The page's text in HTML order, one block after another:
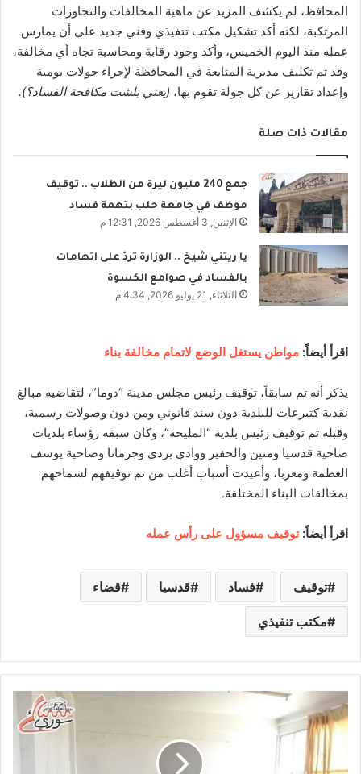
المحافظ، لم يكشف المزيد عن ماهية المخالفات والتجاوزات
المرتكبة، لكنه أكد تشكيل مكتب تنفيذي وفني جديد على أن يمارس
عمله منذ اليوم الخميس، وأكد وجود رقابة ومحاسبة تجاه أي مخالفة،
وقد تم تكليف مديرية المتابعة في المحافظة لإجراء جولات يومية
وإعداد تقارير عن كل جولة تقوم بها، (يعني بلشت مكافحة الفساد؟).
مقالات ذات صلة
جمع 240 مليون ليرة من الطلاب .. توقيف
موظف في جامعة حلب بتهمة فساد
الإثنين, 3 أغسطس 2026, 12:31 م
يا ريتني شيخ .. الوزارة تردّ على اتهامات
بالفساد في صوامع الكسوة
الثلاثاء, 21 يوليو 2026, 4:34 م
اقرأ أيضاً: مواطن يستغل الوضع لاتمام مخالفة بناء
يذكر أنه تم سابقاً، توقيف رئيس مجلس مدينة “دوما”، لتقاضيه مبالغ
نقدية كتبرعات للبلدية دون سند قانوني ومن دون وصولات رسمية،
وقبله تم توقيف رئيس بلدية “المليحة”، وكان سبقه رؤساء بلديات
ضاحية قدسيا ومنين والحفير ووادي بردى وجرمانا وضاحية يوسف
العظمة ومعربا، وأعيدت أسباب أغلب من تم توقيفهم لسماحهم
بمخالفات البناء المختلفة.
اقرأ أيضاً:توقيف مسؤول على رأس عمله
توقيف فساد قدسيا قضاء
مكتب تنفيذي
ع
د
ن